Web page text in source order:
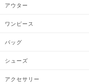
アウター
ワンピース
バッグ
シューズ
アクセサリー